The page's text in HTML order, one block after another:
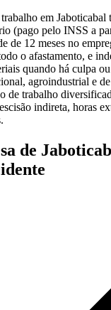
em Jaboticabal
(pago pelo INSS a
de 12 meses no
o afastamento, e
quando há culpa
agroindustrial e
de trabalho
indireta, horas
de